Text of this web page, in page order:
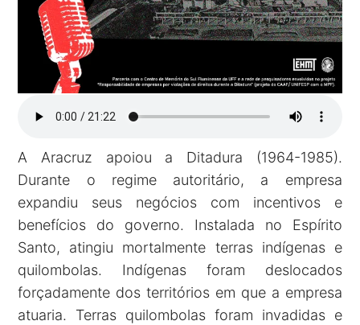
A Aracruz apoiou a Ditadura (1964-1985).
Durante o regime autoritário, a empresa
expandiu seus negócios com incentivos e
benefícios do governo. Instalada no Espírito
Santo, atingiu mortalmente terras indígenas e
quilombolas. Indígenas foram deslocados
forçadamente dos territórios em que a empresa
atuaria. Terras quilombolas foram invadidas e